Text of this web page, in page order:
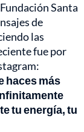
Santa
de
las
fue por
haces más
tu energía, tu